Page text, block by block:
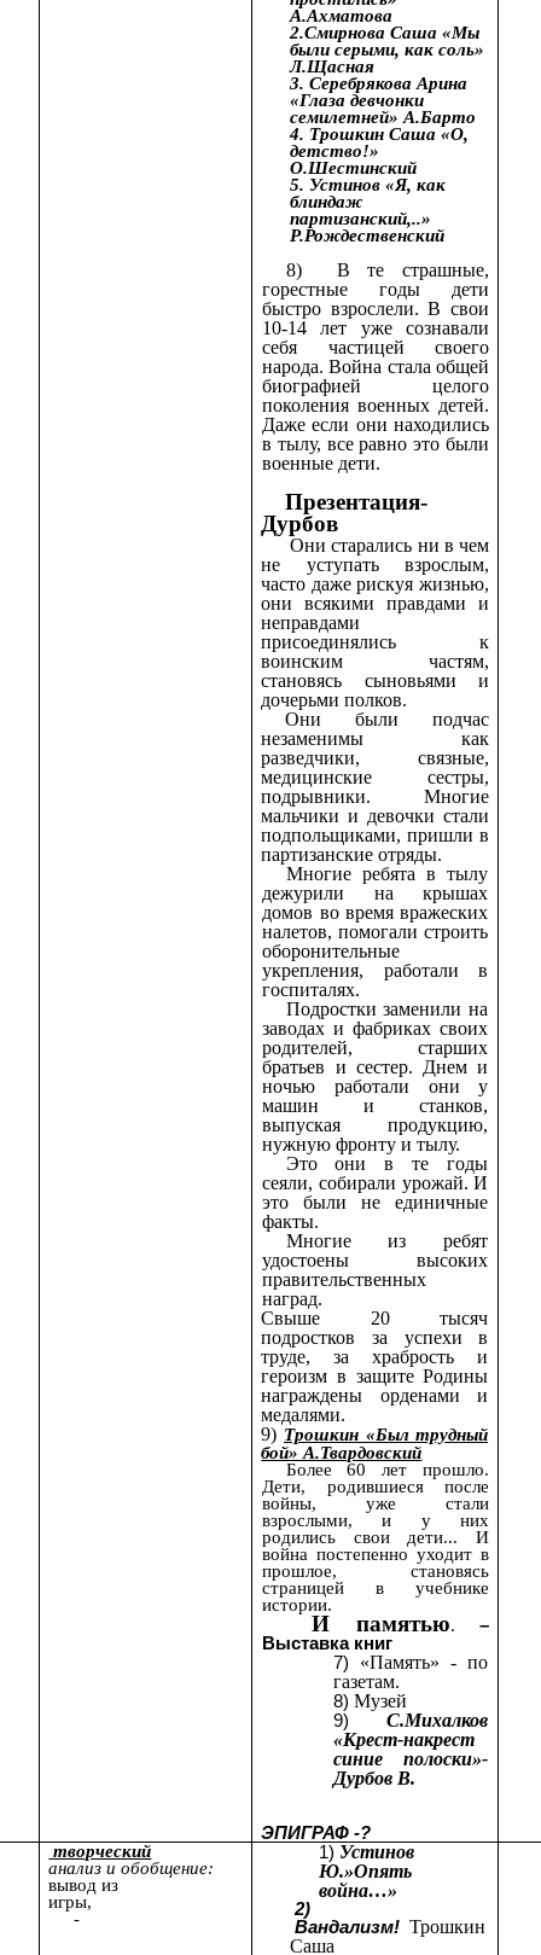
А.Ахматова
2.Смирнова Саша «Мы
были серыми, как соль»
Л.Щасная
3. Серебрякова Арина
«Глаза девчонки
семилетней» А.Барто
4. Трошкин Саша «О,
детство!»
О.Шестинский
5. Устинов «Я, как
блиндаж
партизанский,..»
Р.Рождественский
8) В те страшные,
горестные годы дети
быстро взрослели. В свои
10-14 лет уже сознавали
себя частицей своего
народа. Война стала общей
биографией целого
поколения военных детей.
Даже если они находились
в тылу, все равно это были
военные дети.
Презентация-
Дурбов
Они старались ни в чем
не уступать взрослым,
часто даже рискуя жизнью,
они всякими правдами и
неправдами
присоединялись к
воинским частям,
становясь сыновьями и
дочерьми полков.
Они были подчас
незаменимы как
разведчики, связные,
медицинские сестры,
подрывники. Многие
мальчики и девочки стали
подпольщиками, пришли в
партизанские отряды.
Многие ребята в тылу
дежурили на крышах
домов во время вражеских
налетов, помогали строить
оборонительные
укрепления, работали в
госпиталях.
Подростки заменили на
заводах и фабриках своих
родителей, старших
братьев и сестер. Днем и
ночью работали они у
машин и станков,
выпуская продукцию,
нужную фронту и тылу.
Это они в те годы
сеяли, собирали урожай. И
это были не единичные
факты.
Многие из ребят
удостоены высоких
правительственных
наград.
Свыше 20 тысяч
подростков за успехи в
труде, за храбрость и
героизм в защите Родины
награждены орденами и
медалями.
9) Трошкин «Был трудный
бой» А.Твардовский
Более 60 лет прошло.
Дети, родившиеся после
войны, уже стали
взрослыми, и у них
родились свои дети... И
война постепенно уходит в
прошлое, становясь
страницей в учебнике
истории.
И памятью. –
Выставка книг
«Память» - по
газетам.
Музей
С.Михалков
«Крест-накрест
синие полоски»-
Дурбов В.
ЭПИГРАФ -?
творческий
анализ и обобщение:
вывод из
игры,
-
Устинов
Ю.»Опять
война…»
2)
Вандализм! Трошкин
Саша